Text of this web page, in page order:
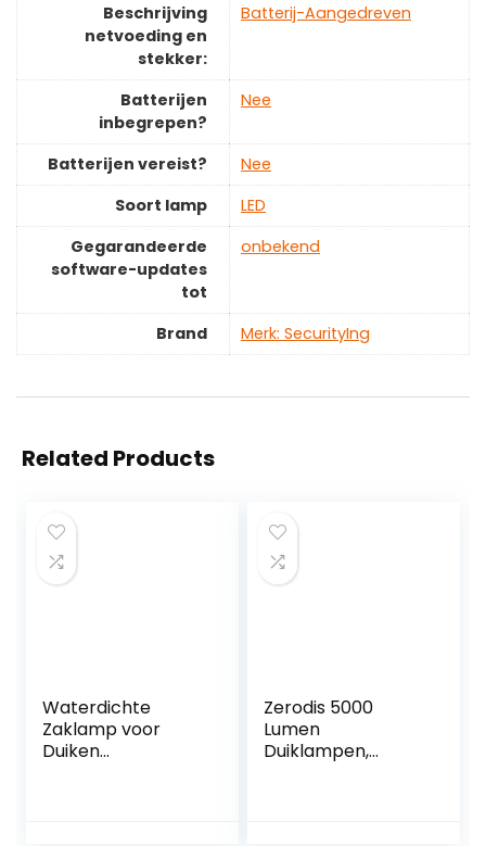
Beschrijving
netvoeding en
stekker:
‎Batterij-Aangedreven
Batterijen
inbegrepen?
‎Nee
Batterijen vereist?
‎Nee
Soort lamp
‎LED
Gegarandeerde
software-updates
tot
‎onbekend
Brand Merk: SecurityIng
Related Products
Waterdichte
Zaklamp voor
Duiken
Zerodis 5000
Lumen
Duiklampen,